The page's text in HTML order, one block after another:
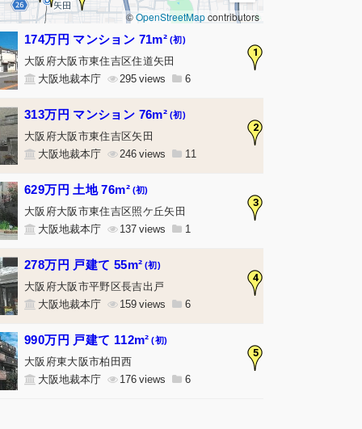
©OpenStreetMapcontributors
1
174万円 マンション 71m² (初)
大阪府大阪市東住吉区住道矢田
大阪地裁本庁
295 6
2
313万円 マンション 76m² (初)
大阪府大阪市東住吉区矢田
大阪地裁本庁
246 11
3
629万円 土地 76m² (初)
大阪府大阪市東住吉区照ケ丘矢田
大阪地裁本庁
137 1
4
278万円 戸建て 55m² (初)
大阪府大阪市平野区長吉出戸
大阪地裁本庁
159 6
5
990万円 戸建て 112m² (初)
大阪府東大阪市柏田西
大阪地裁本庁
176 6